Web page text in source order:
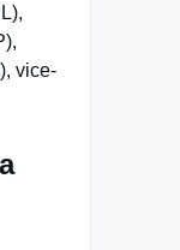
vice-